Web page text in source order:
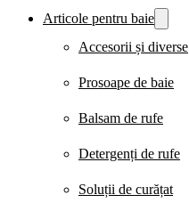
Articole pentru baie
Accesorii și diverse
Prosoape de baie
Balsam de rufe
Detergenți de rufe
Soluții de curățat